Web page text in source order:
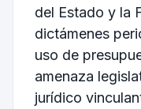
del Estado y la
dictámenes
uso de
amenaza
jurídico